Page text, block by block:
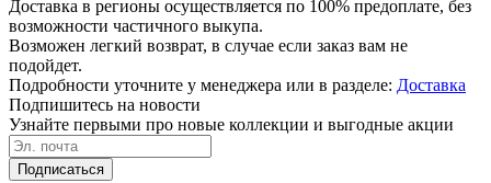
Доставка в регионы осуществляется по 100% предоплате, без
возможности частичного выкупа.
Возможен легкий возврат, в случае если заказ вам не
подойдет.
Подробности уточните у менеджера или в разделе: Доставка
Подпишитесь на новости
Узнайте первыми про новые коллекции и выгодные акции
Подписаться